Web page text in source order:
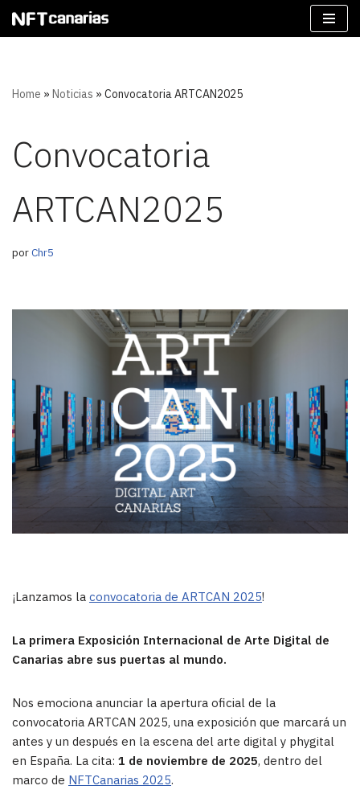
Home » Noticias » Convocatoria ARTCAN2025
Convocatoria
ARTCAN2025
porChr5
¡Lanzamos la convocatoria de ARTCAN 2025!
La primera Exposición Internacional de Arte Digital de
Canarias abre sus puertas al mundo.
Nos emociona anunciar la apertura oficial de la
convocatoria ARTCAN 2025, una exposición que marcará un
antes y un después en la escena del arte digital y phygital
en España. La cita: 1 de noviembre de 2025, dentro del
marco de NFTCanarias 2025.